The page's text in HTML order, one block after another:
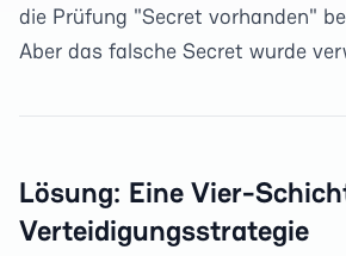
die Prüfung "Secret vorhanden"
Aber das falsche Secret wurde
Lösung: Eine Vier-
Verteidigungsstrategie